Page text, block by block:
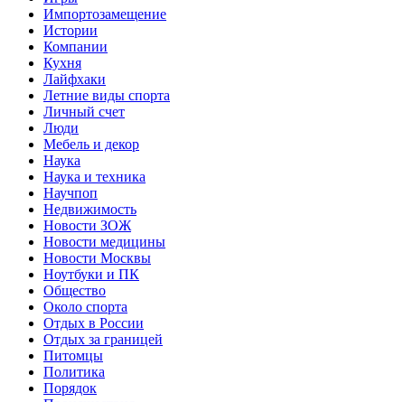
Импортозамещение
Истории
Компании
Кухня
Лайфхаки
Летние виды спорта
Личный счет
Люди
Мебель и декор
Наука
Наука и техника
Научпоп
Недвижимость
Новости ЗОЖ
Новости медицины
Новости Москвы
Ноутбуки и ПК
Общество
Около спорта
Отдых в России
Отдых за границей
Питомцы
Политика
Порядок